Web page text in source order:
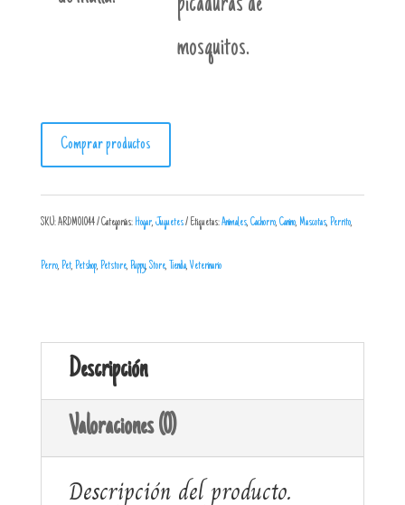
mosquitos.
Comprar productos
SKU:ARDM01044 Categorías: Hogar, Juguetes Etiquetas:Animales, Cachorro, Canino, Mascotas, Perrito,
Perro, Pet, Petshop, Petstore, Puppy, Store, Tienda, Veterinario
Descripción
Valoraciones (0)
Descripción del producto.